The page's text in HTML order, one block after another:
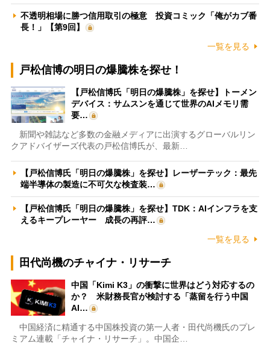
不透明相場に勝つ信用取引の極意 投資コミック「俺がカブ番
長！」【第9回】
一覧を見る
戸松信博の明日の爆騰株を探せ！
【戸松信博氏「明日の爆騰株」を探せ】トーメン
デバイス：サムスンを通じて世界のAIメモリ需
要…
新聞や雑誌など多数の金融メディアに出演するグローバルリン
クアドバイザーズ代表の戸松信博氏が、最新…
【戸松信博氏「明日の爆騰株」を探せ】レーザーテック：最先
端半導体の製造に不可欠な検査装…
【戸松信博氏「明日の爆騰株」を探せ】TDK：AIインフラを支
えるキープレーヤー 成長の再評…
一覧を見る
田代尚機のチャイナ・リサーチ
中国「Kimi K3」の衝撃に世界はどう対応するの
か？ 米財務長官が検討する「蒸留を行う中国
AI…
中国経済に精通する中国株投資の第一人者・田代尚機氏のプレ
ミアム連載「チャイナ・リサーチ」。中国企…